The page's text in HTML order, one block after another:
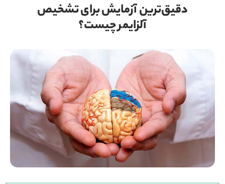
دقیق‌ترین آزمایش برای تشخیص
آلزایمر چیست؟